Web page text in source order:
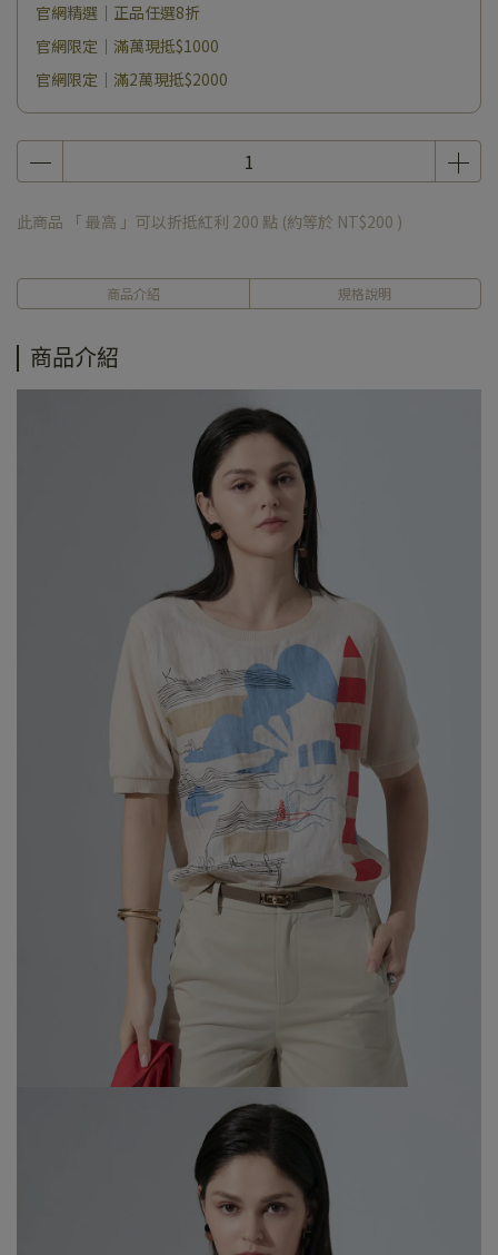
官網精選｜正品任選8折
官網限定｜滿萬現抵$1000
官網限定｜滿2萬現抵$2000
此商品 「 最高 」可以折抵紅利 200 點 (約等於 NT$200 )
商品介紹 規格說明
商品介紹